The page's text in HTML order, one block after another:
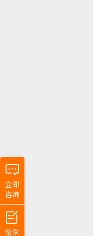
立即
咨询
留学